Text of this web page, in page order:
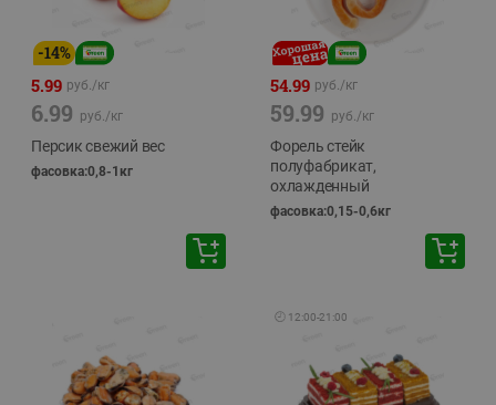
-14%
5.99 руб./кг
6.99 руб./кг
Персик свежий вес
фасовка:0,8-1кг
54.99 руб./кг
59.99 руб./кг
Форель стейк
полуфабрикат,
охлажденный
фасовка:0,15-0,6кг
🕘 12:00-21:00